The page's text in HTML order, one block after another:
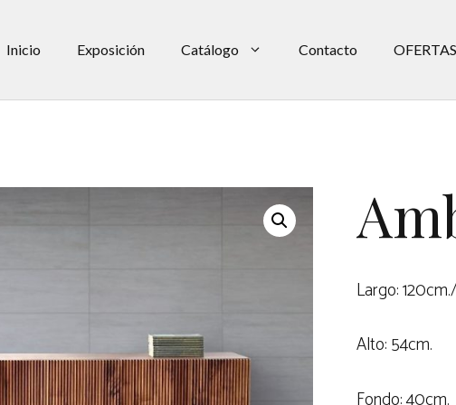
Inicio Exposición Catálogo Contacto
Largo:
Alto: 54cm.